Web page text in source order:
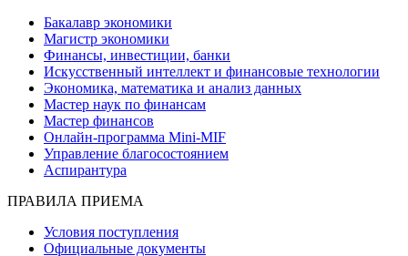
Бакалавр экономики
Магистр экономики
Финансы, инвестиции, банки
Искусственный интеллект и финансовые технологии
Экономика, математика и анализ данных
Мастер наук по финансам
Мастер финансов
Онлайн-программа Mini-MIF
Управление благосостоянием
Аспирантура
ПРАВИЛА ПРИЕМА
Условия поступления
Официальные документы